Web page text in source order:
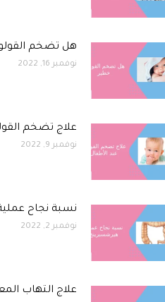
هل تضخم
نوفمبر 16, 2022
علاج تضخم
نوفمبر 9, 2022
نسبة نجاح
نوفمبر 2, 2022
علاج التهاب